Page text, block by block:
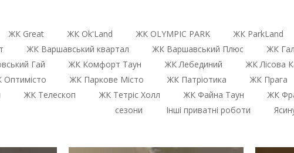
ЖК Great ЖК Ok'Land ЖК OLYMPIC PARK ЖК ParkLand
ЖК Варшавський квартал ЖК Варшавський Плюс ЖК
Гай ЖК Комфорт Таун ЖК Лебединий ЖК Лісова
Оптимісто ЖК Паркове Місто ЖК Патріотика ЖК Прага
ЖК Телескоп ЖК Тетріс Холл ЖК Файна Таун ЖК
сезони
Інші приватні роботи